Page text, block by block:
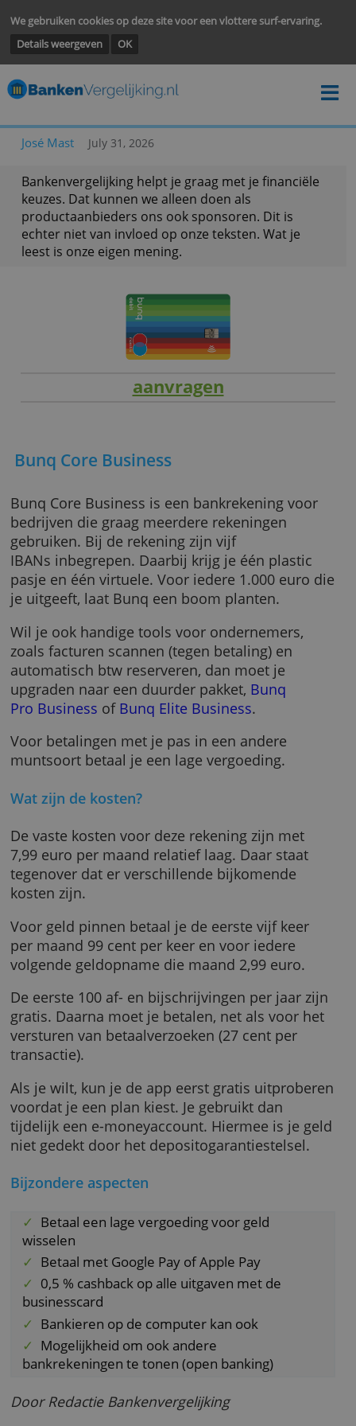
We gebruiken cookies op deze site voor een vlottere surf-
Details weergeven
Bankenvergelijking helpt je graag met je
keuzes. Dat kunnen we alleen doen als
productaanbieders ons ook sponsoren. Dit is
echter niet van invloed op onze teksten. Wat je
Bunq Core Business
Bunq Core Business is een bankrekening
bedrijven die graag meerdere rekeningen
IBANs inbegrepen. Daarbij krijg je één plastic
pasje en één virtuele. Voor iedere 1.000
je uitgeeft, laat Bunq een boom planten.
Wil je ook handige tools voor ondernemers,
zoals facturen scannen (tegen betaling) en
automatisch btw reserveren, dan moet je
Pro BusinessofBunq Elite Business
Voor betalingen met je pas in een andere
muntsoort betaal je een lage vergoeding.
Wat zijn de kosten?
De vaste kosten voor deze rekening zijn met
7,99 euro per maand relatief laag. Daar staat
tegenover dat er verschillende bijkomende
kosten zijn.
Voor geld pinnen betaal je de eerste vijf keer
volgende geldopname die maand 2,99 euro.
De eerste 100 af- en bijschrijvingen per jaar
gratis. Daarna moet je betalen, net als voor
versturen van betaalverzoeken (27 cent per
transactie).
Als je wilt, kun je de app eerst gratis
voordat je een plan kiest. Je gebruikt dan
tijdelijk een e-moneyaccount. Hiermee is je
niet gedekt door het depositogarantiestelsel.
Bijzondere aspecten
wisselen